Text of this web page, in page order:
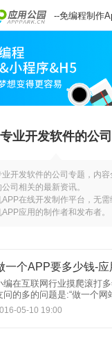
--免编程制作
专业开发软件的公司
开发软件的公司专题，内
司相关的最新资讯。
在线开发制作平台，无需
应用的制作者和发布者。
一个APP要多少钱-应
编在互联网行业摸爬滚打
问的多的问题是:“做一个网
，被问的多的则是:“做一个
全民APP的时代，吃饭，
05-10 19:00